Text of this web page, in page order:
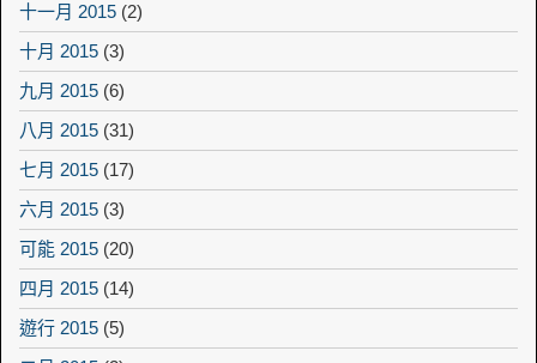
十一月 2015 (2)
十月 2015 (3)
九月 2015 (6)
八月 2015 (31)
七月 2015 (17)
六月 2015 (3)
可能 2015 (20)
四月 2015 (14)
遊行 2015 (5)